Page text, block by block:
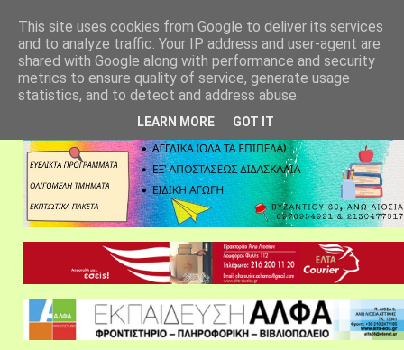
This site uses cookies from Google to deliver its services
and to analyze traffic. Your IP address and user-agent are
shared with Google along with performance and security
metrics to ensure quality of service, generate usage
statistics, and to detect and address abuse.
LEARN MORE GOT IT